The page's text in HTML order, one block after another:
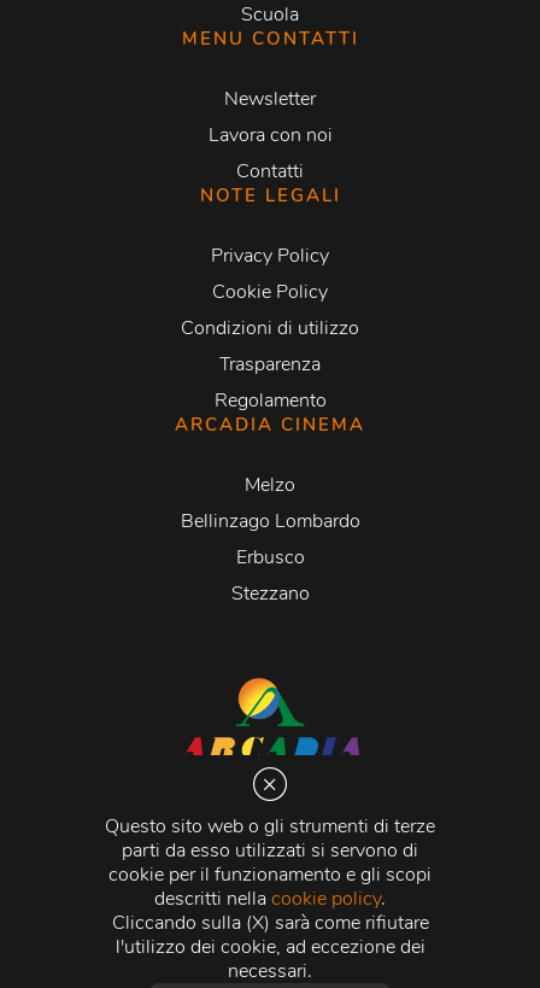
Questo sito web o gli strumenti di terze
parti da esso utilizzati si servono di
cookie per il funzionamento e gli scopi
descritti nellacookie policy.
Cliccando sulla (X) sarà come rifiutare
l'utilizzo dei cookie, ad eccezione dei
necessari.
Scuola
MENU CONTATTI
Newsletter
Lavora con noi
Contatti
NOTE LEGALI
Privacy Policy
Cookie Policy
Condizioni di utilizzo
Trasparenza
Regolamento
ARCADIA CINEMA
Melzo
Bellinzago Lombardo
Erbusco
Stezzano
Via Martiri della Libertà 20066 Melzo (MI)
C.C.I.A.A. - R.E.A di Milano n. 1427910
Registro delle Imprese di Milano n. 338392 -
Fiscale e Partita Iva11015840157 | Capitale Sociale
500.000,00 i.v.
Credits:Crea Informatica S.r.l. 2026 © Tutti i diritti
riservati.